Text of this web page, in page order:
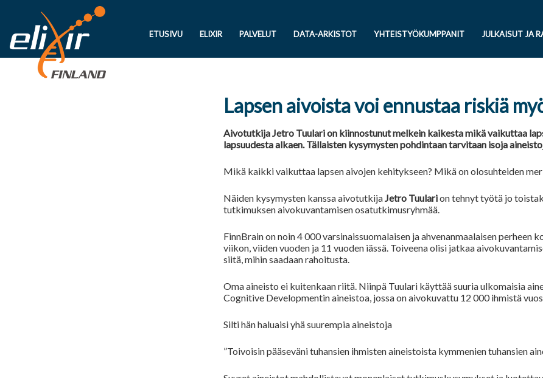
ETUSIVU ELIXIR PALVELUT DATA-ARKISTOT YHTEISTYÖKUMPPANIT JULKAISUT JA
Lapsen aivoista voi ennustaa riskiä
Aivotutkija Jetro Tuulari on kiinnostunut melkein kaikesta mikä vaikuttaa
lapsuudesta alkaen. Tällaisten kysymysten pohdintaan tarvitaan isoja
Mikä kaikki vaikuttaa lapsen aivojen kehitykseen? Mikä on olosuhteiden
Näiden kysymysten kanssa aivotutkijaJetro Tuularion tehnyt työtä jo
tutkimuksen aivokuvantamisen osatutkimusryhmää.
FinnBrain on noin 4 000 varsinaissuomalaisen ja ahvenanmaalaisen
viikon, viiden vuoden ja 11 vuoden iässä. Toiveena olisi jatkaa
siitä, mihin saadaan rahoitusta.
Oma aineisto ei kuitenkaan riitä. Niinpä Tuulari käyttää suuria ulkomaisia
Cognitive Developmentin aineistoa, jossa on aivokuvattu 12 000 ihmistä
Silti hän haluaisi yhä suurempia aineistoja
”Toivoisin pääseväni tuhansien ihmisten aineistoista kymmenien tuhansien